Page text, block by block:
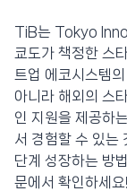
TiB는 Tokyo
쿄도가 책정한 스
트업 에코시스템
아니라 해외의 스
인 지원을 제공하
서 경험할 수 있는
단계 성장하는 방
문에서 확인하세요!